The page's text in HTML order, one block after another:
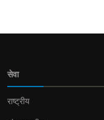
सेवा
राष्ट्रीय